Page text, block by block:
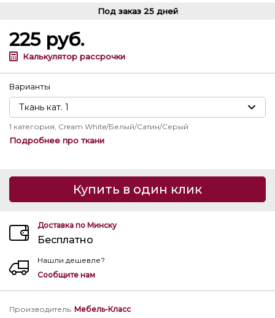
Под заказ 25 дней
225 руб.
Калькулятор рассрочки
Варианты
1 категория, Cream White/Белый/Сатин/Серый
Подробнее про ткани
Купить в один клик
Доставка по Минску
Бесплатно
Нашли дешевле?
Сообщите нам
Производитель: Мебель-Класс